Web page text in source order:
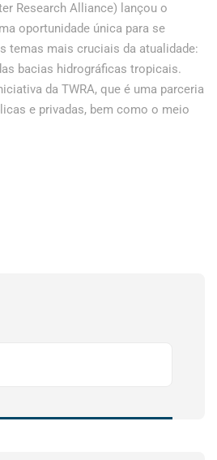
Research Alliance) lançou o
oportunidade única para se
temas mais cruciais da atualidade:
bacias hidrográficas tropicais.
da TWRA, que é uma parceria
e privadas, bem como o meio